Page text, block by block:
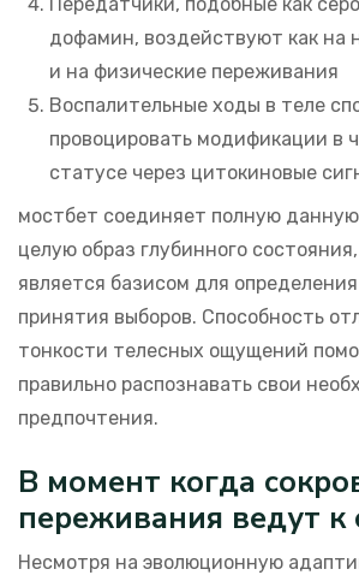
дофамин, воздействуют как на
и на физические переживания
Воспалительные ходы в теле
провоцировать модификации в
статусе через цитокиновые
мостбет соединяет полную
целую образ глубинного
является базисом для
принятия выборов. Способность
тонкости телесных ощущений
правильно распознавать свои
предпочтения.
В момент когда
переживания ведут
Несмотря на эволюционную